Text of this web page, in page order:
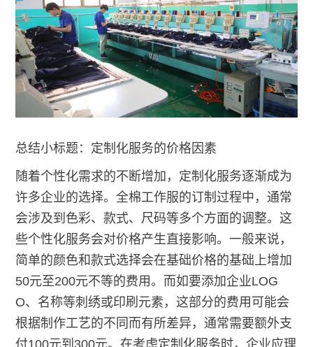
总结小标题：定制化服务的价格因素
随着个性化需求的不断增加，定制化服务逐渐成为
许多企业的选择。全棉工作服的订制过程中，通常
会涉及到色彩、款式、尺码等多个方面的调整。这
些个性化服务会对价格产生直接影响。一般来说，
简单的颜色和款式选择会在基础价格的基础上增加
50元至200元不等的费用。而如要添加企业LOG
O、名称等刺绣或印刷元素，这部分的费用可能会
根据制作工艺的不同而有所差异，通常需要额外支
付100元到300元。在考虑定制化服务时，企业应理